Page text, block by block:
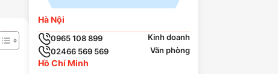
Hà Nội
0965 108 899
Kinh doanh
02466 569 569
Văn phòng
Hồ Chí Minh